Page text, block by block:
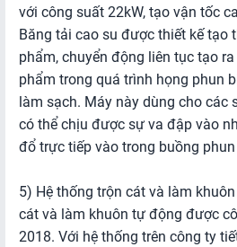
với công suất 22kW, tạo vận tốc
Băng tải cao su được thiết kế tạo
phẩm, chuyển động liên tục tạo
phẩm trong quá trình họng phun
làm sạch. Máy này dùng cho các
có thể chịu được sự va đập vào
đổ trực tiếp vào trong buồng
5) Hệ thống trộn cát và làm
cát và làm khuôn tự động được
2018. Với hệ thống trên công ty